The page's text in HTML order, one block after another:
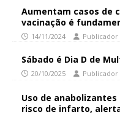
Aumentam casos de
vacinação é
14/11/2024 Publicador
Sábado é Dia D de
20/10/2025 Publicador
Uso de
risco de infarto, alerta